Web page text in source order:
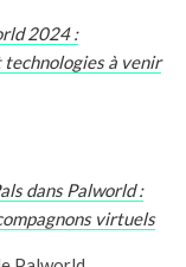
2024 :
technologies à venir
dans Palworld :
virtuels